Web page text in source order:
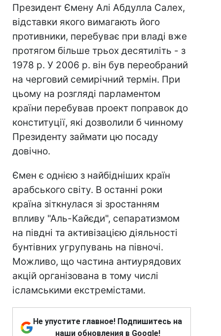
Президент Ємену Алі Абдулла Салех,
відставки якого вимагають його
противники, перебуває при владі вже
протягом більше трьох десятиліть - з
1978 р. У 2006 р. він був переобраний
на черговий семирічний термін. При
цьому на розгляді парламентом
країни перебував проект поправок до
конституції, які дозволили б чинному
Президенту займати цю посаду
довічно.
Ємен є однією з найбідніших країн
арабського світу. В останні роки
країна зіткнулася зі зростанням
впливу "Аль-Кайєди", сепаратизмом
на півдні та активізацією діяльності
бунтівних угрупувань на півночі.
Можливо, що частина антиурядових
акцій організована в тому числі
ісламськими екстремістами.
Не упустите главное! Подпишитесь на
наши обновления в Google!